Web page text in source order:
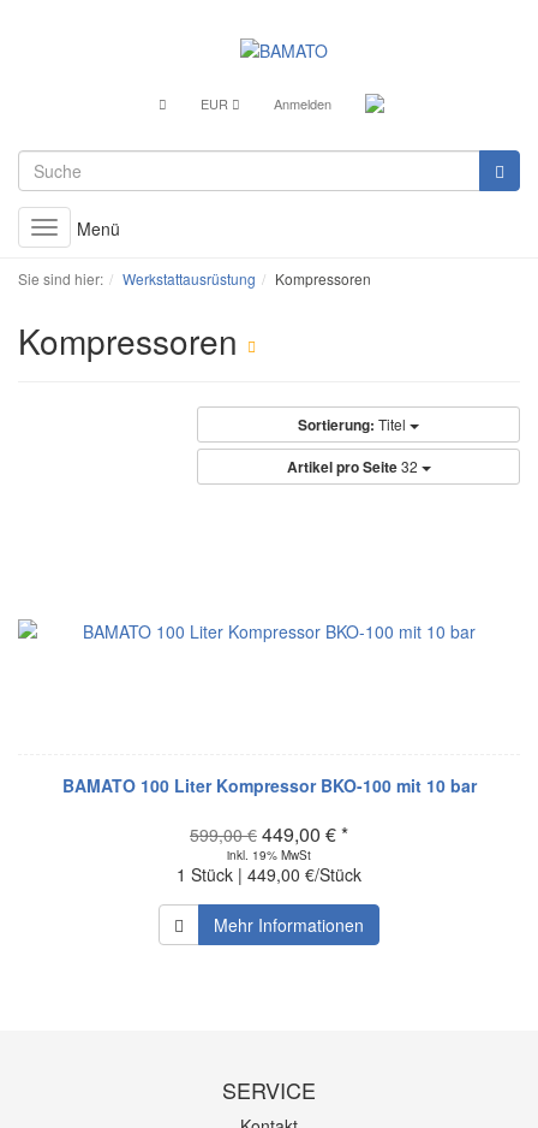
EUR Anmelden
Toggle
navigation
Menü
Sie sind hier: Werkstattausrüstung Kompressoren
Kompressoren
Sortierung: Titel
Artikel pro Seite 32
BAMATO 100 Liter Kompressor BKO-100 mit 10 bar
599,00 € 449,00 € *
inkl. 19% MwSt
1 Stück | 449,00 €/Stück
Mehr Informationen
SERVICE